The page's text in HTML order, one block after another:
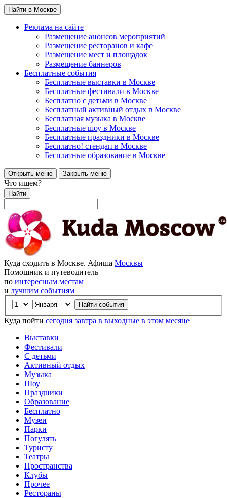
Найти в Москве
Реклама на сайте
Размещение анонсов мероприятий
Размещение ресторанов и кафе
Размещение мест и площадок
Размещение баннеров
Бесплатные события
Бесплатные выставки в Москве
Бесплатные фестивали в Москве
Бесплатно с детьми в Москве
Бесплатный активный отдых в Москве
Бесплатная музыка в Москве
Бесплатные шоу в Москве
Бесплатные праздники в Москве
Бесплатно! стендап в Москве
Бесплатные образование в Москве
Открыть меню Закрыть меню
Что ищем?
Найти
Куда сходить в Москве. Афиша Москвы
Помощник и путеводитель
по интересным местам
и лучшим событиям
Куда пойти сегодня завтра в выходные в этом месяце
Выставки
Фестивали
С детьми
Активный отдых
Музыка
Шоу
Праздники
Образование
Бесплатно
Музеи
Парки
Погулять
Туристу
Театры
Пространства
Клубы
Прочее
Рестораны